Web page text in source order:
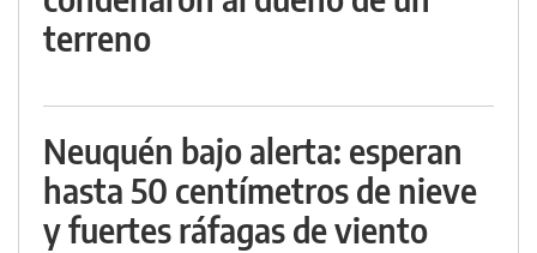
terreno
Neuquén bajo alerta: esperan
hasta 50 centímetros de nieve
y fuertes ráfagas de viento